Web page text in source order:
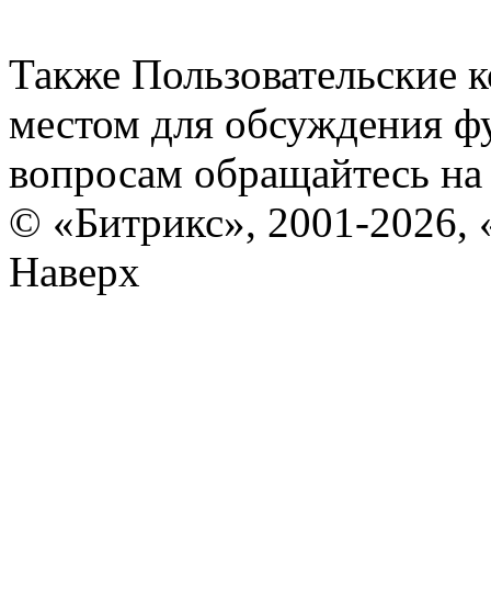
Также Пользовательские
местом для обсуждения
вопросам обращайтесь
© «Битрикс», 2001-2026,
Наверх